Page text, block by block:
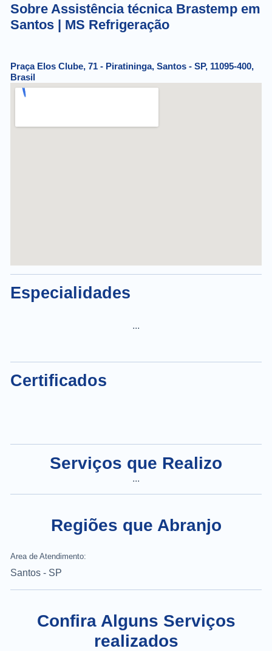
Sobre Assistência técnica Brastemp em
Santos | MS Refrigeração
Praça Elos Clube, 71 - Piratininga, Santos - SP, 11095-400,
Brasil
Especialidades
...
Certificados
Serviços que Realizo
...
Regiões que Abranjo
Area de Atendimento:
Santos - SP
Confira Alguns Serviços
realizados